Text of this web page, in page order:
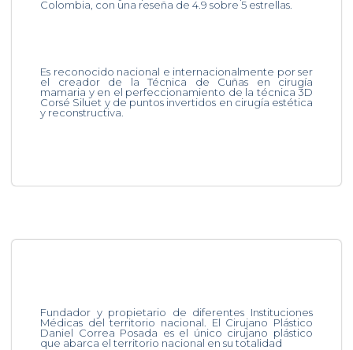
Colombia, con una reseña de 4.9 sobre 5 estrellas.
Es reconocido nacional e internacionalmente por ser
el creador de la Técnica de Cuñas en cirugía
mamaria y en el perfeccionamiento de la técnica 3D
Corsé Siluet y de puntos invertidos en cirugía estética
y reconstructiva.
Fundador y propietario de diferentes Instituciones
Médicas del territorio nacional. El Cirujano Plástico
Daniel Correa Posada es el único cirujano plástico
que abarca el territorio nacional en su totalidad